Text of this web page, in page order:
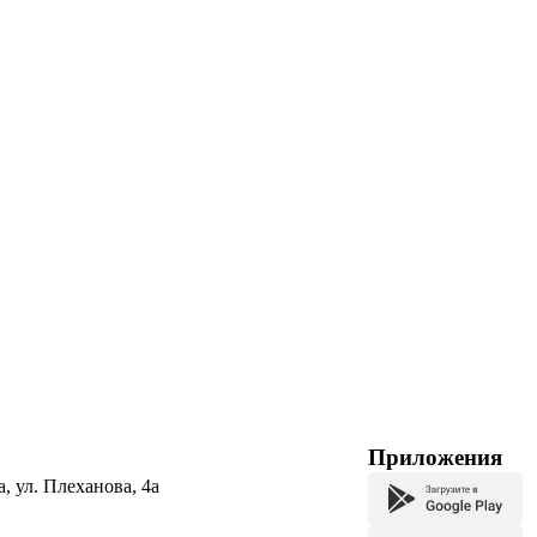
ул. Плеханова, 4а
Приложения